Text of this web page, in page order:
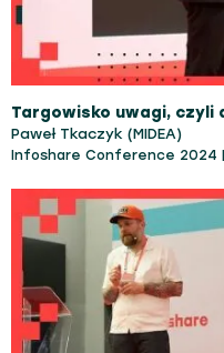
Paweł Tkaczyk (MIDEA)
Infoshare Conference 2024 |